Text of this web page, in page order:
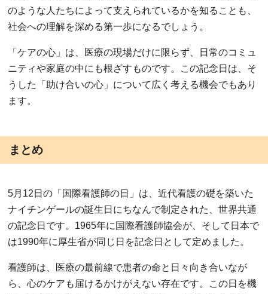
のような人たちによって支えられているかを知ることも、
社会への理解を深める第一歩になるでしょう。
「ケアの心」は、医療の現場だけに限らず、日常のコミュ
ニティや家庭の中にも根ざすものです。この記念日は、そ
うした「助け合いの心」について広く考える機会でもあり
ます。
まとめ
5月12日の「国際看護師の日」は、近代看護の礎を築いた
ナイチンゲールの誕生日にちなんで制定された、世界共通
の記念日です。1965年に国際看護師協会が、そして日本で
は1990年に厚生省が同じ日を記念日として定めました。
看護師は、医療の最前線で患者の命と日々向き合いなが
ら、心のケアも届けるかけがえない存在です。この日を機